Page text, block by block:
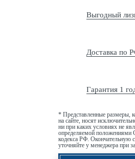
Выгодный
Доставка по
Гарантия 1
* Представленные размеры,
на сайте, носят
ни при каких условиях не
определяемой положениями
кодекса РФ. Окончательную
уточняйте у менеджера при